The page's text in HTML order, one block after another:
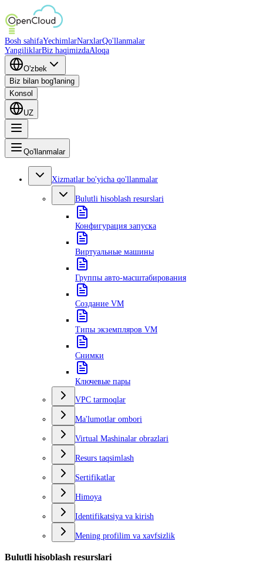
Bosh sahifaYechimlarNarxlarQo'llanmalar
YangiliklarBiz haqimizdaAloqa
O'zbek
Biz bilan bog'laning
Konsol
UZ
Qo'llanmalar
Xizmatlar bo'yicha qo'llanmalar
Bulutli hisoblash resurslari
Конфигурация запуска
Виртуальные машины
Группы авто-масштабирования
Создание VM
Типы экземпляров VM
Снимки
Ключевые пары
VPC tarmoqlar
Ma'lumotlar ombori
Virtual Mashinalar obrazlari
Resurs taqsimlash
Sertifikatlar
Himoya
Identifikatsiya va kirish
Mening profilim va xavfsizlik
Bulutli hisoblash resurslari